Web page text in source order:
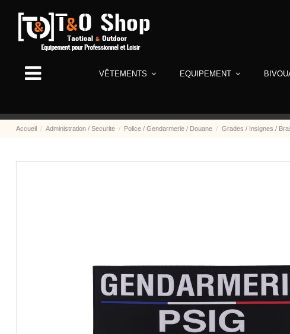
VÊTEMENTS EQUIPEMENT
Accueil Administration / Securite Police / Gendarmerie / Douane Grades / Insignes /